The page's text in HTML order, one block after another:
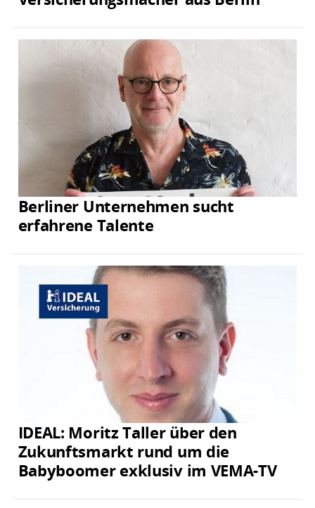
Berliner Unternehmen sucht
erfahrene Talente
IDEAL: Moritz Taller über den
Zukunftsmarkt rund um die
Babyboomer exklusiv im VEMA-TV